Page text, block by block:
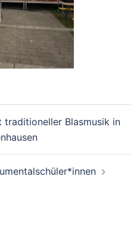
traditioneller Blasmusik in